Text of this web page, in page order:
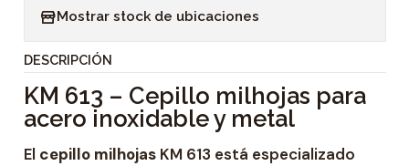
i
d
a
d
Mostrar stock de ubicaciones
DESCRIPCIÓN
KM 613 – Cepillo milhojas para
acero inoxidable y metal
El cepillo milhojasKM 613 está especializado